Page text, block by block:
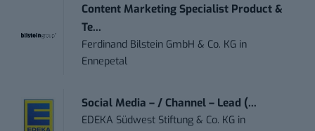
Content Marketing Specialist Product &
Te...
Ferdinand Bilstein GmbH & Co. KG in
Ennepetal
Social Media – / Channel – Lead (...
EDEKA Südwest Stiftung & Co. KG in